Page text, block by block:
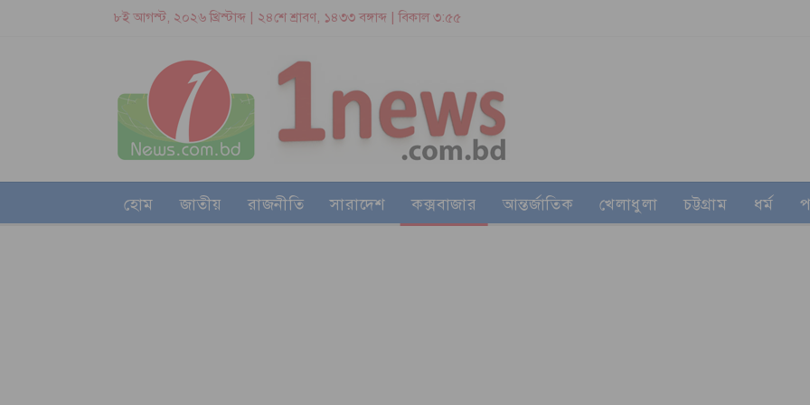
৮ই আগস্ট, ২০২৬ খ্রিস্টাব্দ | ২৪শে শ্রাবণ, ১৪৩৩ বঙ্গাব্দ | বিকাল ৩:৫৫
হোম জাতীয় রাজনীতি সারাদেশ কক্সবাজার আন্তর্জাতিক খেলাধুলা চট্টগ্রাম ধর্ম